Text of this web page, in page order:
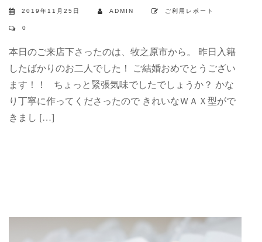
2019年11月25日 ADMIN ご利用レポート
0
本日のご来店下さったのは、牧之原市から。 昨日入籍
したばかりのお二人でした！ ご結婚おめでとうござい
ます！！ ちょっと緊張気味でしたでしょうか？ かな
り丁寧に作ってくださったので きれいなＷＡＸ型がで
きまし […]